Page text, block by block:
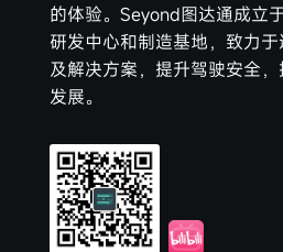
的体验。Seyond图达通成立
研发中心和制造基地，致力
及解决方案，提升驾驶安全
发展。